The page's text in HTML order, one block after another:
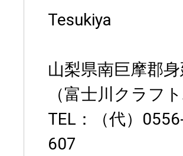
Tesukiya
山梨県南巨摩郡
（富士川クラフ
TEL：（代）
607